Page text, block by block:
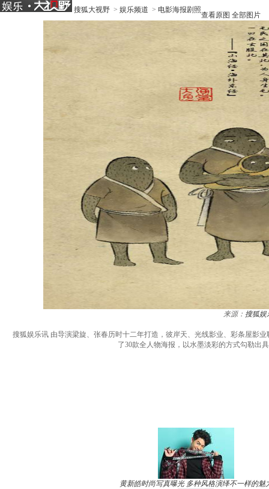
搜狐大视野 > 娱乐频道 > 电影海报剧照
查看原图 全部图片
来源： 搜狐娱
搜狐娱乐讯 由导演梁旋、张春历时十二年打造，彼岸天、光线影业、彩条屋影
了30款全人物海报，以水墨淡彩的方式勾勒出
黄新皓时尚写真曝光 多种风格演绎不一样的魅